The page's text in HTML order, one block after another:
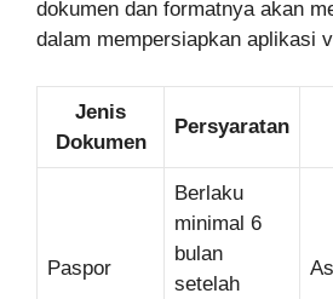
dokumen dan formatnya akan
dalam mempersiapkan aplikasi
Jenis
Dokumen
Persyaratan
Paspor
Berlaku
minimal 6
bulan
setelah